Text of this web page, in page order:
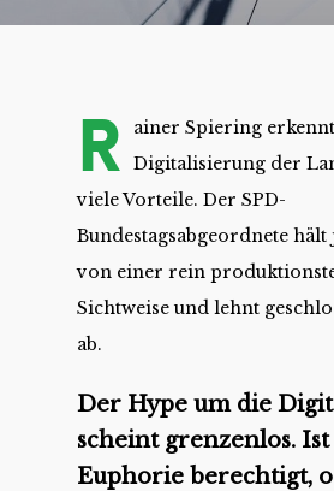
R
ainer Spiering
Digitalisierung der
viele Vorteile. Der SPD-
Bundestagsabgeordnete
von einer rein
Sichtweise und lehnt
ab.
Der Hype um die
scheint grenzenlos.
Euphorie berechtigt,